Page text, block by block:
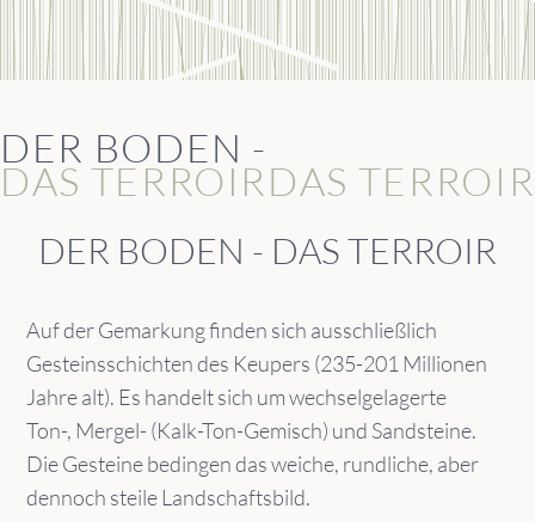
DER BODEN -
DAS TERROIRDAS TERROIR
DER BODEN - DAS TERROIR
Auf der Gemarkung finden sich ausschließlich
Gesteinsschichten des Keupers (235-201 Millionen
Jahre alt). Es handelt sich um wechselgelagerte
Ton-, Mergel- (Kalk-Ton-Gemisch) und Sandsteine.
Die Gesteine bedingen das weiche, rundliche, aber
dennoch steile Landschaftsbild.